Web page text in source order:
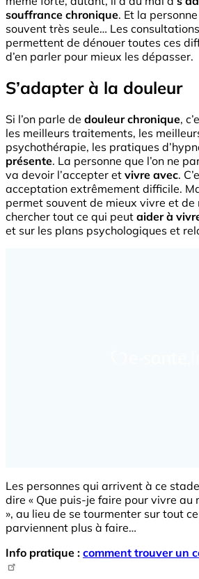
souffrance chronique. Et la
souvent très seule… Les
permettent de dénouer toutes ces
d’en parler pour mieux les dépasser.
S’adapter à la douleur
Si l’on parle de douleur chronique,
les meilleurs traitements, les
psychothérapie, les pratiques
présente. La personne que l’on ne
va devoir l’accepter et vivre avec.
acceptation extrêmement difficile.
permet souvent de mieux vivre et de
chercher tout ce qui peut aider à
et sur les plans psychologiques et
Les personnes qui arrivent à ce
dire « Que puis-je faire pour vivre au
», au lieu de se tourmenter sur tout ce
parviennent plus à faire…
Info pratique : comment trouver un